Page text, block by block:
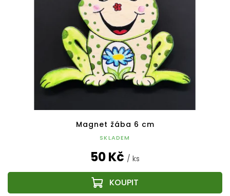
Magnet žába 6 cm
SKLADEM
50 Kč / ks